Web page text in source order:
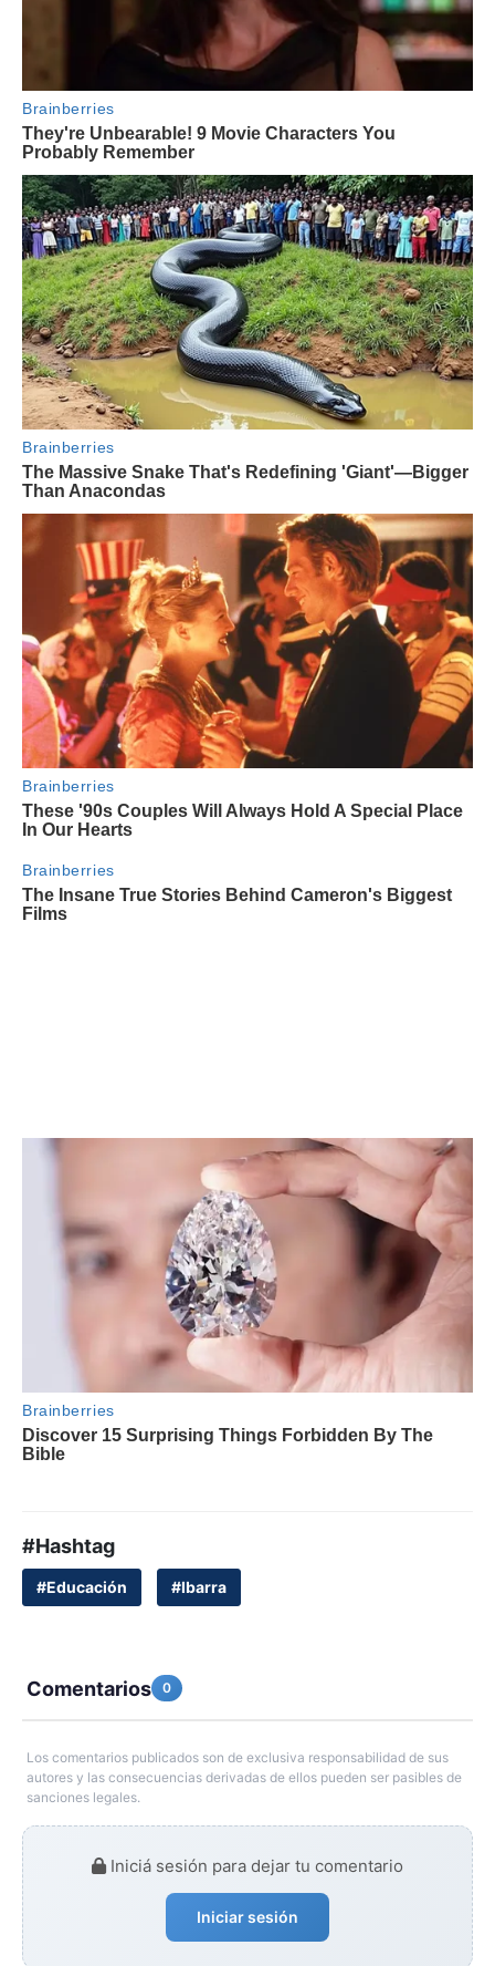
#Hashtag
#Educación #Ibarra
Comentarios 0
Los comentarios publicados son de exclusiva responsabilidad de sus
autores y las consecuencias derivadas de ellos pueden ser pasibles de
sanciones legales.
Iniciá sesión para dejar tu comentario
Iniciar sesión